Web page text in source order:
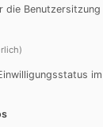
die Benutzersitzung